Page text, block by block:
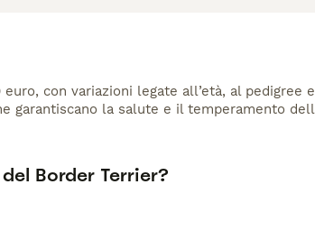
con variazioni legate all’età, al pedigree
garantiscano la salute e il temperamento
Border Terrier?